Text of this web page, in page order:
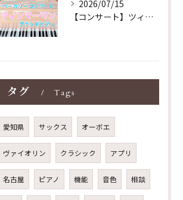
2026/07/15
【コンサート】ツィンマーマンのグランドピアノ♪木目猫足グラン...
タグ Tags
愛知県 サックス オーボエ
ヴァイオリン クラシック アプリ
名古屋 ピアノ 機能 音色 相談